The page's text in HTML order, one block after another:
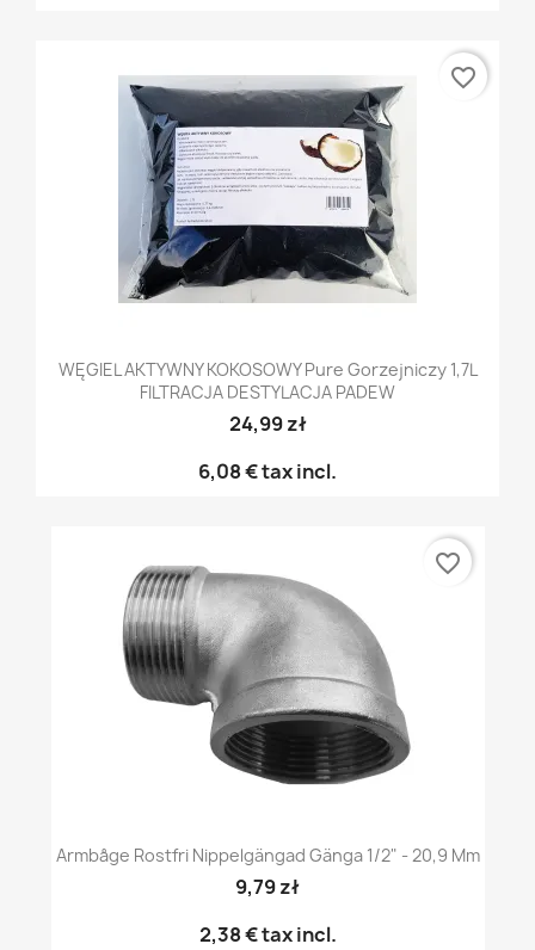
WĘGIEL AKTYWNY KOKOSOWY Pure Gorzejniczy 1,7L
FILTRACJA DESTYLACJA PADEW
24,99 zł
6,08 €tax incl.
favorite_border
Armbåge Rostfri Nippelgängad Gänga 1/2" - 20,9 Mm
9,79 zł
2,38 €tax incl.
favorite_border